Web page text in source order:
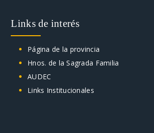
Links de interés
Página de la provincia
Hnos. de la Sagrada Familia
AUDEC
Links Institucionales